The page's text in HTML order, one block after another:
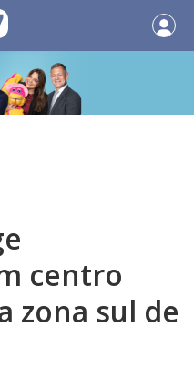
centro
zona sul de